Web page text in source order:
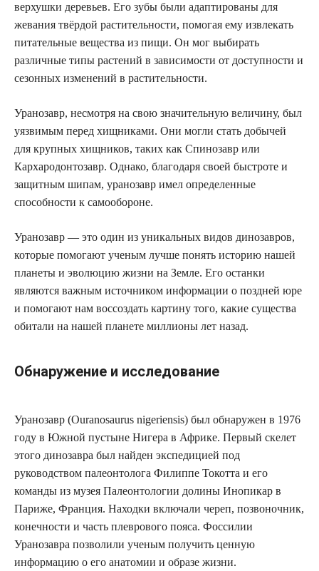
верхушки деревьев. Его зубы были адаптированы для
жевания твёрдой растительности, помогая ему извлекать
питательные вещества из пищи. Он мог выбирать
различные типы растений в зависимости от доступности и
сезонных изменений в растительности.
Уранозавр, несмотря на свою значительную величину, был
уязвимым перед хищниками. Они могли стать добычей
для крупных хищников, таких как Спинозавр или
Кархародонтозавр. Однако, благодаря своей быстроте и
защитным шипам, уранозавр имел определенные
способности к самообороне.
Уранозавр — это один из уникальных видов динозавров,
которые помогают ученым лучше понять историю нашей
планеты и эволюцию жизни на Земле. Его останки
являются важным источником информации о поздней юре
и помогают нам воссоздать картину того, какие существа
обитали на нашей планете миллионы лет назад.
Обнаружение и исследование
Уранозавр (Ouranosaurus nigeriensis) был обнаружен в 1976
году в Южной пустыне Нигера в Африке. Первый скелет
этого динозавра был найден экспедицией под
руководством палеонтолога Филиппе Токотта и его
команды из музея Палеонтологии долины Инопикар в
Париже, Франция. Находки включали череп, позвоночник,
конечности и часть плеврового пояса. Фоссилии
Уранозавра позволили ученым получить ценную
информацию о его анатомии и образе жизни.